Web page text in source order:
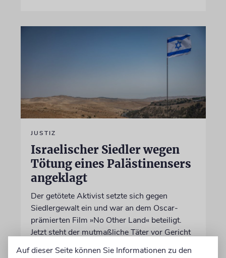
JUSTIZ
Israelischer Siedler wegen
Tötung eines Palästinensers
angeklagt
Der getötete Aktivist setzte sich gegen
Siedlergewalt ein und war an dem Oscar-
prämierten Film »No Other Land« beteiligt.
Jetzt steht der mutmaßliche Täter vor Gericht
Auf dieser Seite können Sie Informationen zu den